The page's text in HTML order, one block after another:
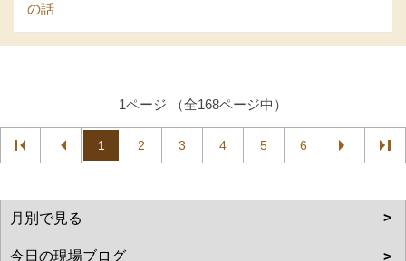
の話
1ページ （全168ページ中）
1 2 3 4 5 6